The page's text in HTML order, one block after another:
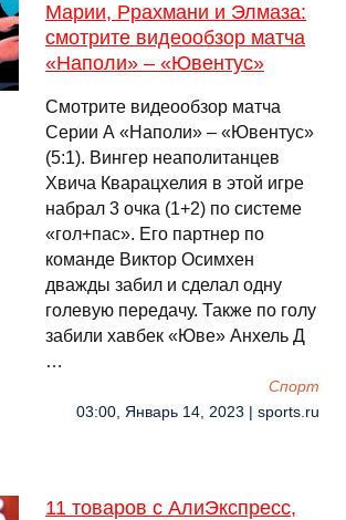
Марии, Ррахмани и Элмаза:
смотрите видеообзор матча
«Наполи» – «Ювентус»
Смотрите видеообзор матча
Серии А «Наполи» – «Ювентус»
(5:1). Вингер неаполитанцев
Хвича Кварацхелия в этой игре
набрал 3 очка (1+2) по системе
«гол+пас». Его партнер по
команде Виктор Осимхен
дважды забил и сделал одну
голевую передачу. Также по голу
забили хавбек «Юве» Анхель Д
…
Спорт
03:00, Январь 14, 2023 | sports.ru
11 товаров с АлиЭкспресс,